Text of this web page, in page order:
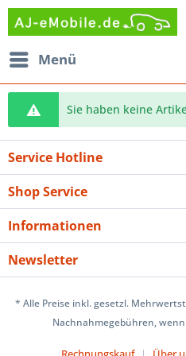
Menü
Sie haben keine
Service Hotline
Shop Service
Informationen
Newsletter
* Alle Preise inkl. gesetzl.
Nachnahmegebühren,